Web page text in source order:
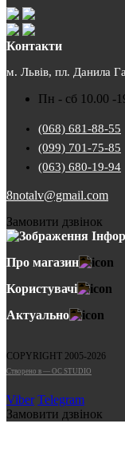
Контакти
м. Львів, пл. Данила
Пн - сб 10.00 -
(068) 681-88-55
(099) 701-75-85
(063) 680-19-94
8notalv@gmail.com
Замовити дзвінок
Про магазин
Користувачі
Актуально
COPYRIGHT 2005-2026
Cтворено в — OC STUDIO
Viber Telegram
Замовити дзвінок